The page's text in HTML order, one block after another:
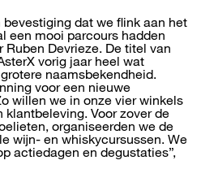
bevestiging dat we flink aan het
een mooi parcours hadden
Ruben Devrieze. De titel van
vorig jaar heel wat
naamsbekendheid.
voor een nieuwe
willen we in onze vier winkels
klantbeleving. Voor zover de
organiseerden we de
wijn- en whiskycursussen. We
actiedagen en degustaties”,